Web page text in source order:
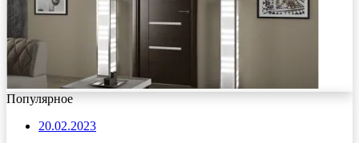
Популярное
20.02.2023